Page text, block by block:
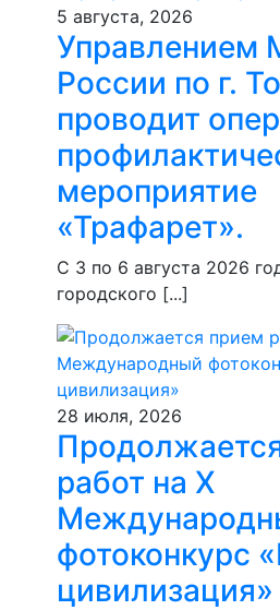
5 августа, 2026
Управлением
России по г.
проводит
мероприятие
«Трафарет».
С 3 по 6 августа 2026
городского [...]
28 июля, 2026
работ на Х
фотоконкурс
цивилизация»